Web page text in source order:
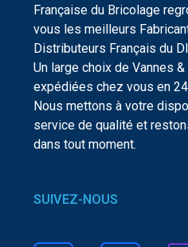
Française du Bricolage
vous les meilleurs
Distributeurs Français du
Un large choix de Vannes
expédiées chez vous en
Nous mettons à votre
service de qualité et
dans tout moment.
SUIVEZ-NOUS